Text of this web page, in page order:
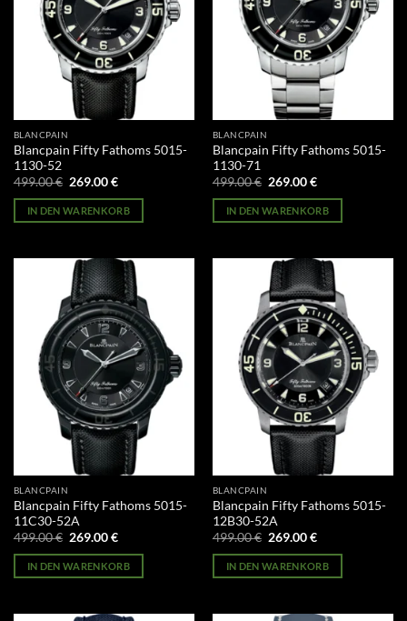
BLANCPAIN
Blancpain Fifty Fathoms 5015-
1130-52
499.00€ Ursprünglicher
war:
499.00 €
269.00€Aktueller
ist:
269.00 €.
IN DEN WARENKORB
BLANCPAIN
Blancpain Fifty Fathoms 5015-
1130-71
499.00€ Ursprünglicher
war:
499.00 €
269.00€Aktueller
ist:
269.00 €.
IN DEN WARENKORB
BLANCPAIN
Blancpain Fifty Fathoms 5015-
11C30-52A
499.00€ Ursprünglicher
war:
499.00 €
269.00€Aktueller
ist:
269.00 €.
IN DEN WARENKORB
BLANCPAIN
Blancpain Fifty Fathoms 5015-
12B30-52A
499.00€ Ursprünglicher
war:
499.00 €
269.00€Aktueller
ist:
269.00 €.
IN DEN WARENKORB